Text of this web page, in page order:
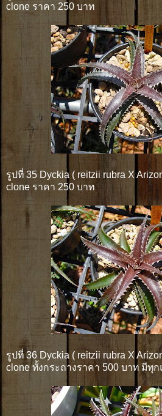
clone ราคา 250 บาท
รูปที่ 35 Dyckia ( reitzii rubra X
clone ราคา 250 บาท
รูปที่ 36 Dyckia ( reitzii rubra X
clone ทั้งกระถางราคา 500 บาท มีทุ